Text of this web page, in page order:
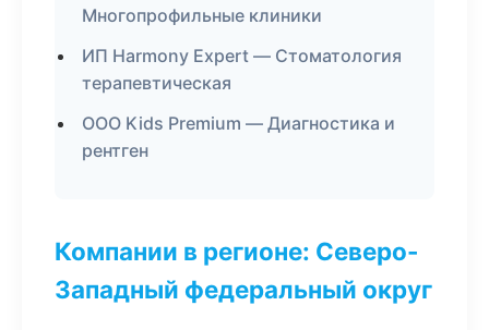
Многопрофильные клиники
ИП Harmony Expert — Стоматология
терапевтическая
ООО Kids Premium — Диагностика и
рентген
Компании в регионе: Северо-
Западный федеральный округ